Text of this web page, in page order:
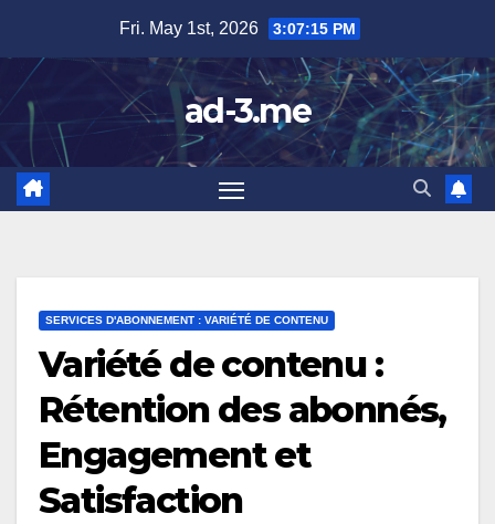
content
Fri. May 1st, 2026 3:07:16 PM
ad-3.me
SERVICES D'ABONNEMENT : VARIÉTÉ DE CONTENU
Variété de contenu :
Rétention des abonnés,
Engagement et
Satisfaction